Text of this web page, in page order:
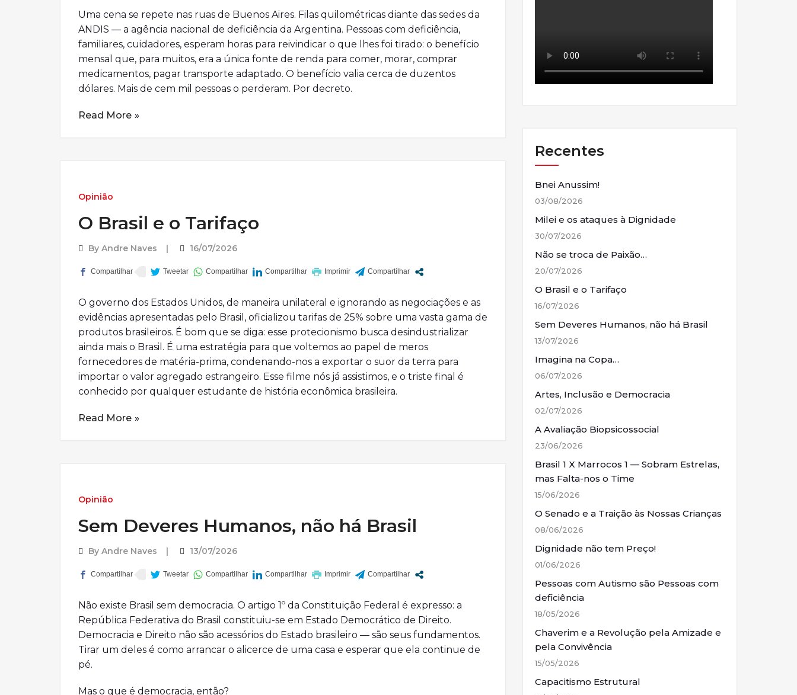
Uma cena se repete nas ruas de Buenos Aires. Filas quilométricas diante das sedes da
ANDIS — a agência nacional de deficiência da Argentina. Pessoas com deficiência,
familiares, cuidadores, esperam horas para reivindicar o que lhes foi tirado: o benefício
mensal que, para muitos, era a única fonte de renda para comer, morar, comprar
medicamentos, pagar transporte adaptado. O benefício valia cerca de duzentos
dólares. Mais de cem mil pessoas o perderam. Por decreto.
Read More
Opinião
O Brasil e o Tarifaço
By Andre Naves 16/07/2026
O governo dos Estados Unidos, de maneira unilateral e ignorando as negociações e as
evidências apresentadas pelo Brasil, oficializou tarifas de 25% sobre uma vasta gama de
produtos brasileiros. É bom que se diga: esse protecionismo busca desindustrializar
ainda mais o Brasil. É uma estratégia para que voltemos ao papel de meros
fornecedores de matéria-prima, condenando-nos a exportar o suor da terra para
importar o valor agregado estrangeiro. Esse filme nós já assistimos, e o triste final é
conhecido por qualquer estudante de história econômica brasileira.
Read More
Opinião
Sem Deveres Humanos, não há Brasil
By Andre Naves 13/07/2026
Não existe Brasil sem democracia. O artigo 1º da Constituição Federal é expresso: a
República Federativa do Brasil constituiu-se em Estado Democrático de Direito.
Democracia e Direito não são acessórios do Estado brasileiro — são seus fundamentos.
Tirar um deles é como arrancar o alicerce de uma casa e esperar que ela continue de
pé.
Mas o que é democracia, então?
Recentes
Bnei Anussim!
03/08/2026
Milei e os ataques à Dignidade
30/07/2026
Não se troca de Paixão…
20/07/2026
O Brasil e o Tarifaço
16/07/2026
Sem Deveres Humanos, não há Brasil
13/07/2026
Imagina na Copa…
06/07/2026
Artes, Inclusão e Democracia
02/07/2026
A Avaliação Biopsicossocial
23/06/2026
Brasil 1 X Marrocos 1 — Sobram Estrelas,
mas Falta-nos o Time
15/06/2026
O Senado e a Traição às Nossas Crianças
08/06/2026
Dignidade não tem Preço!
01/06/2026
Pessoas com Autismo são Pessoas com
deficiência
18/05/2026
Chaverim e a Revolução pela Amizade e
pela Convivência
15/05/2026
Capacitismo Estrutural